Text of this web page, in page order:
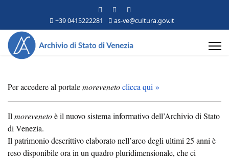
+39 0415222281 as-ve@cultura.gov.it
Per accedere al portalemorevenetoclicca qui »
Il morevenetoè il nuovo sistema informativo dell’Archivio di Stato
di Venezia.
Il patrimonio descrittivo elaborato nell’arco degli ultimi 25 anni è
reso disponibile ora in un quadro pluridimensionale, che ci